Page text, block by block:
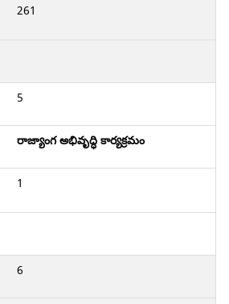
261
5
రాజ్యాంగ అభివృద్ధి కార్యక్రమం
1
6